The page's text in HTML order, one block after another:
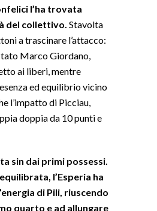
l’ha trovata
del collettivo. Stavolta
a trascinare l’attacco:
Marco Giordano,
ai liberi, mentre
ed equilibrio vicino
l’impatto di Picciau,
doppia da 10 punti e
sin dai primi possessi.
l’Esperia ha
di Pili, riuscendo
quarto e ad allungare